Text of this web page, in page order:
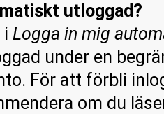
utloggad?
i Logga in mig
under en
För att förbli
om du